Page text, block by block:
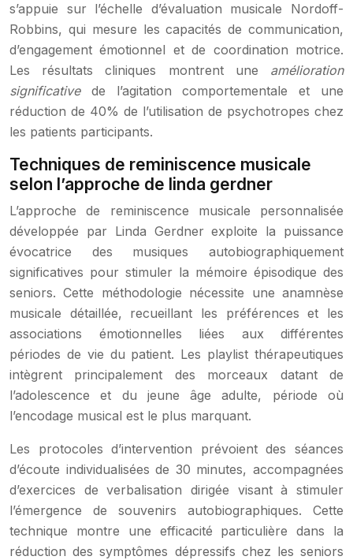
s’appuie sur l’échelle d’évaluation musicale Nordoff-
Robbins, qui mesure les capacités de communication,
d’engagement émotionnel et de coordination motrice.
Les résultats cliniques montrent une amélioration
significative de l’agitation comportementale et une
réduction de 40% de l’utilisation de psychotropes chez
les patients participants.
Techniques de reminiscence musicale
selon l’approche de linda gerdner
L’approche de reminiscence musicale personnalisée
développée par Linda Gerdner exploite la puissance
évocatrice des musiques autobiographiquement
significatives pour stimuler la mémoire épisodique des
seniors. Cette méthodologie nécessite une anamnèse
musicale détaillée, recueillant les préférences et les
associations émotionnelles liées aux différentes
périodes de vie du patient. Les playlist thérapeutiques
intègrent principalement des morceaux datant de
l’adolescence et du jeune âge adulte, période où
l’encodage musical est le plus marquant.
Les protocoles d’intervention prévoient des séances
d’écoute individualisées de 30 minutes, accompagnées
d’exercices de verbalisation dirigée visant à stimuler
l’émergence de souvenirs autobiographiques. Cette
technique montre une efficacité particulière dans la
réduction des symptômes dépressifs chez les seniors